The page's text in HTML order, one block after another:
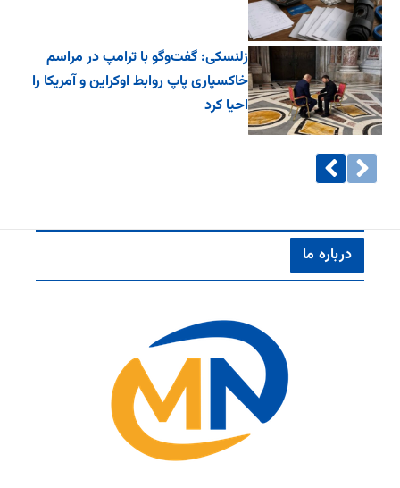
زلنسکی: گفت‌وگو با ترامپ در مراسم
خاکسپاری پاپ روابط اوکراین و آمریکا را
احیا کرد
درباره ما